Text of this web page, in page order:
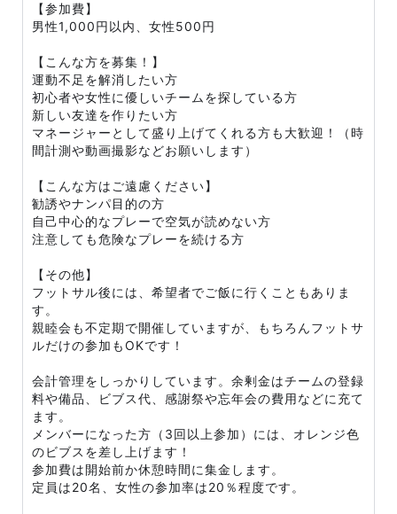
【参加費】
男性1,000円以内、女性500円
【こんな方を募集！】
運動不足を解消したい方
初心者や女性に優しいチームを探している方
新しい友達を作りたい方
マネージャーとして盛り上げてくれる方も大歓迎！（時
間計測や動画撮影などお願いします）
【こんな方はご遠慮ください】
勧誘やナンパ目的の方
自己中心的なプレーで空気が読めない方
注意しても危険なプレーを続ける方
【その他】
フットサル後には、希望者でご飯に行くこともありま
す。
親睦会も不定期で開催していますが、もちろんフットサ
ルだけの参加もOKです！
会計管理をしっかりしています。余剰金はチームの登録
料や備品、ビブス代、感謝祭や忘年会の費用などに充て
ます。
メンバーになった方（3回以上参加）には、オレンジ色
のビブスを差し上げます！
参加費は開始前か休憩時間に集金します。
定員は20名、女性の参加率は20％程度です。